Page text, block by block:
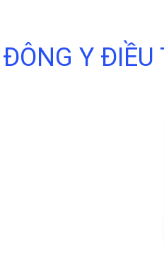
ĐÔNG Y